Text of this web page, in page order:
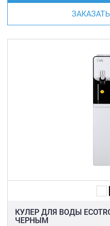
КУЛЕР ДЛЯ ВОДЫ
ЧЕРНЫМ